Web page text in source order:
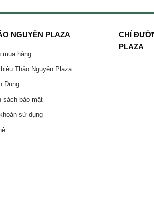
NGUYÊN PLAZA
mua hàng
Thảo Nguyên Plaza
Dụng
sách bảo mật
sử dụng
CHỈ
PLAZA